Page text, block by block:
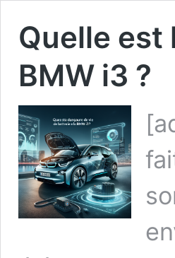
Quelle est
BMW i3 ?